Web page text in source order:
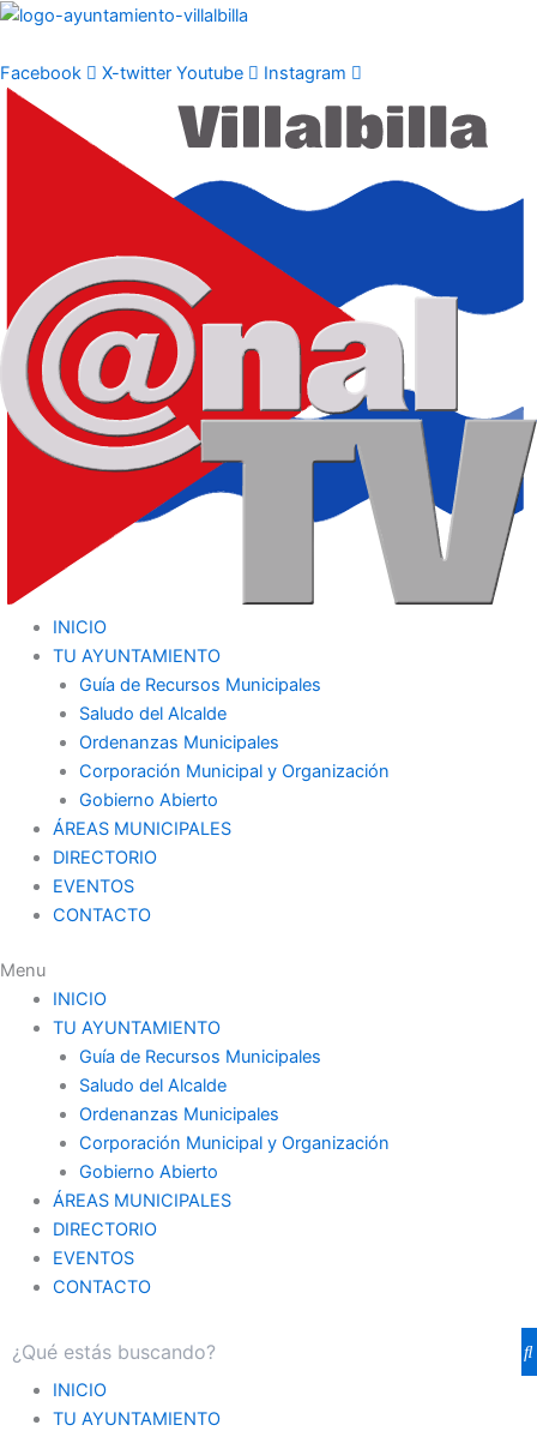
Ir
contenido
Facebook X-twitter Youtube Instagram
INICIO
TU AYUNTAMIENTO
Guía de Recursos Municipales
Saludo del Alcalde
Ordenanzas Municipales
Corporación Municipal y Organización
Gobierno Abierto
ÁREAS MUNICIPALES
DIRECTORIO
EVENTOS
CONTACTO
Menu
INICIO
TU AYUNTAMIENTO
Guía de Recursos Municipales
Saludo del Alcalde
Ordenanzas Municipales
Corporación Municipal y Organización
Gobierno Abierto
ÁREAS MUNICIPALES
DIRECTORIO
EVENTOS
CONTACTO
INICIO
TU AYUNTAMIENTO